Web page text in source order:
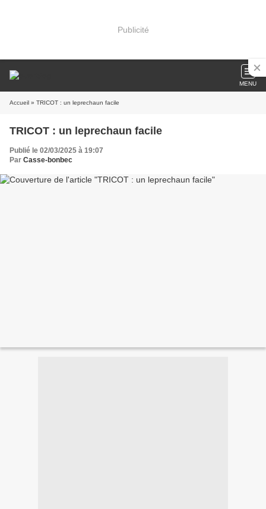
Publicité
MENU
Accueil » TRICOT : un leprechaun facile
TRICOT : un leprechaun facile
Publié le 02/03/2025 à 19:07
Par Casse-bonbec